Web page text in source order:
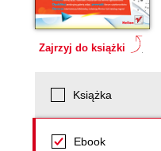
Zajrzyj do książki
Książka
Ebook